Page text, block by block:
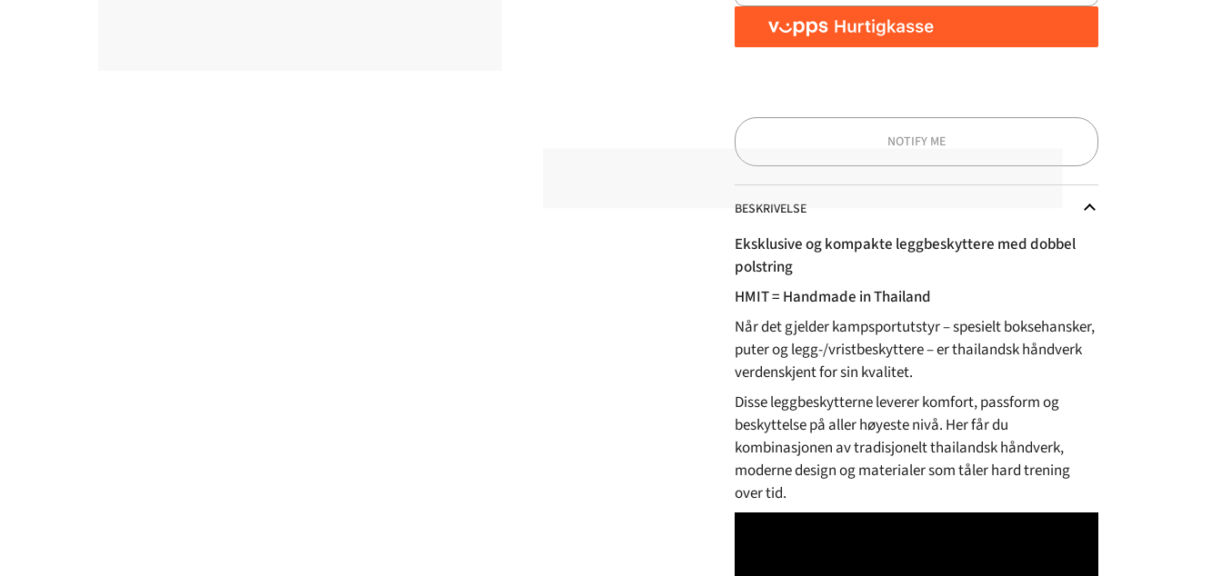
NOTIFY ME
BESKRIVELSE
Eksklusive og kompakte leggbeskyttere med dobbel
polstring
HMIT = Handmade in Thailand
Når det gjelder kampsportutstyr – spesielt boksehansker,
puter og legg-/vristbeskyttere – er thailandsk håndverk
verdenskjent for sin kvalitet.
Disse leggbeskytterne leverer komfort, passform og
beskyttelse på aller høyeste nivå. Her får du
kombinasjonen av tradisjonelt thailandsk håndverk,
moderne design og materialer som tåler hard trening
over tid.